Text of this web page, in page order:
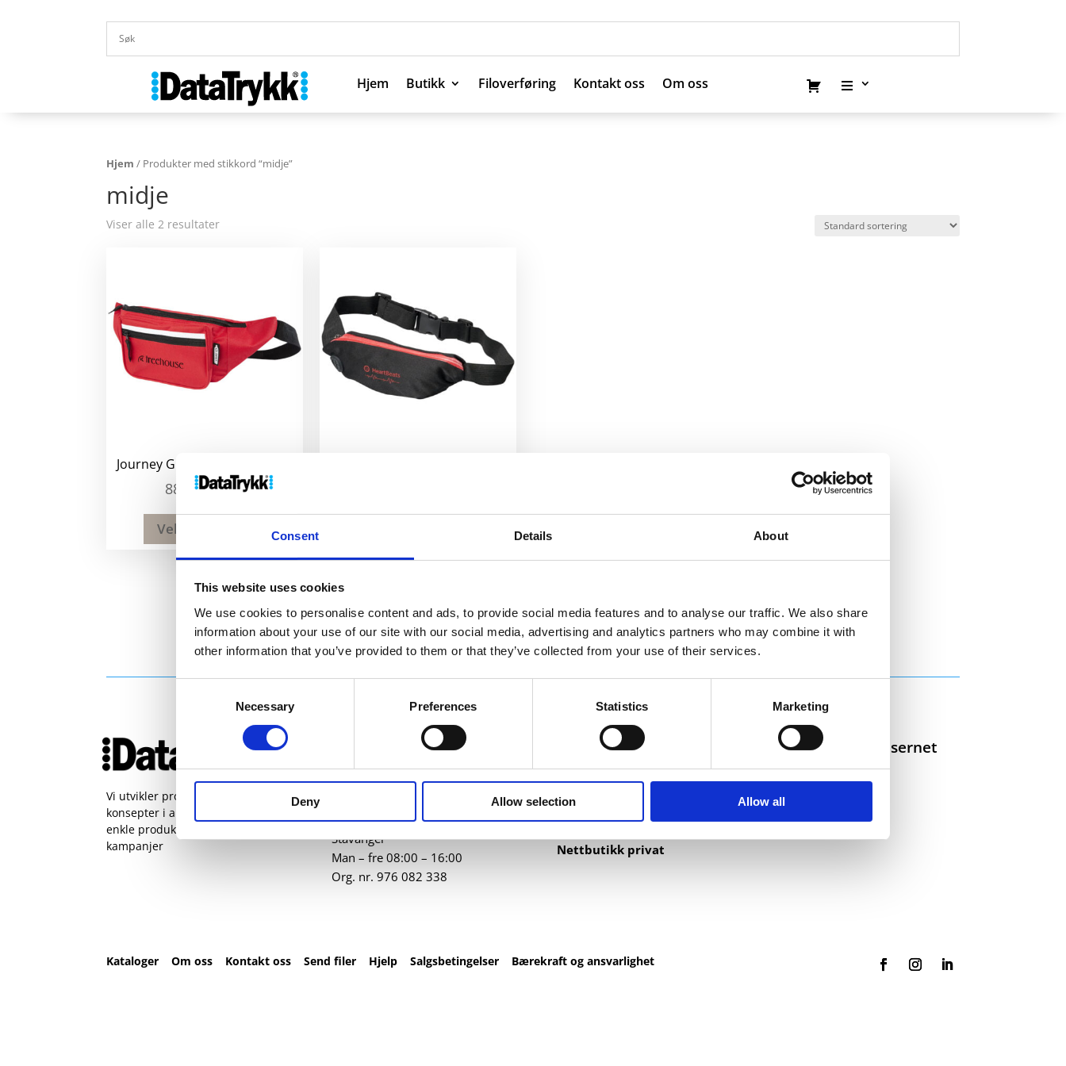
Consent Details About
This website uses cookies
We use cookies to personalise content and ads, to provide social media features and to analyse our traffic. We also share
information about your use of our site with our social media, advertising and analytics partners who may combine it with
other information that you’ve provided to them or that they’ve collected from your use of their services.
Necessary Preferences Statistics Marketing
Deny Allow selection Allow all
Hjem Butikk Filoverføring Kontakt oss Om oss
Hjem Butikk Filoverføring Kontakt oss Om oss
Hjem / Produkter med stikkord “midje”
midje
Viser alle 2 resultater
Journey GRS RPET midjeveske
88 kr–92kr
Velg alternativ
Vi utvikler produkter og
konsepter i alle kanaler – Alt fra
enkle produkter til sammensatte
kampanjer
51 82 67 00
post@datatrykk.no
Kvalebergveien 21, 4016
Stavanger
Man – fre 08:00 – 16:00
Org. nr. 976 082 338
Nettbutikk
Profilartikler
Trykksaker
Nettbutikk privat
Selskaper i konsernet
Kataloger Om oss Kontakt oss Send filer HjelpSalgsbetingelser Bærekraft og ansvarlighet